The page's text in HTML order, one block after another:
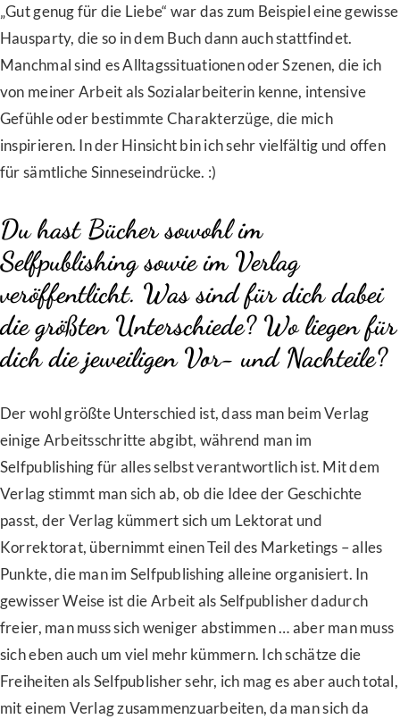
„Gut genug für die Liebe“ war das zum Beispiel eine gewisse
Hausparty, die so in dem Buch dann auch stattfindet.
Manchmal sind es Alltagssituationen oder Szenen, die ich
von meiner Arbeit als Sozialarbeiterin kenne, intensive
Gefühle oder bestimmte Charakterzüge, die mich
inspirieren. In der Hinsicht bin ich sehr vielfältig und offen
für sämtliche Sinneseindrücke. :)
Du hast Bücher sowohl im
Selfpublishing sowie im Verlag
veröffentlicht. Was sind für dich dabei
die größten Unterschiede? Wo liegen für
dich die jeweiligen Vor- und Nachteile?
Der wohl größte Unterschied ist, dass man beim Verlag
einige Arbeitsschritte abgibt, während man im
Selfpublishing für alles selbst verantwortlich ist. Mit dem
Verlag stimmt man sich ab, ob die Idee der Geschichte
passt, der Verlag kümmert sich um Lektorat und
Korrektorat, übernimmt einen Teil des Marketings – alles
Punkte, die man im Selfpublishing alleine organisiert. In
gewisser Weise ist die Arbeit als Selfpublisher dadurch
freier, man muss sich weniger abstimmen … aber man muss
sich eben auch um viel mehr kümmern. Ich schätze die
Freiheiten als Selfpublisher sehr, ich mag es aber auch total,
mit einem Verlag zusammenzuarbeiten, da man sich da